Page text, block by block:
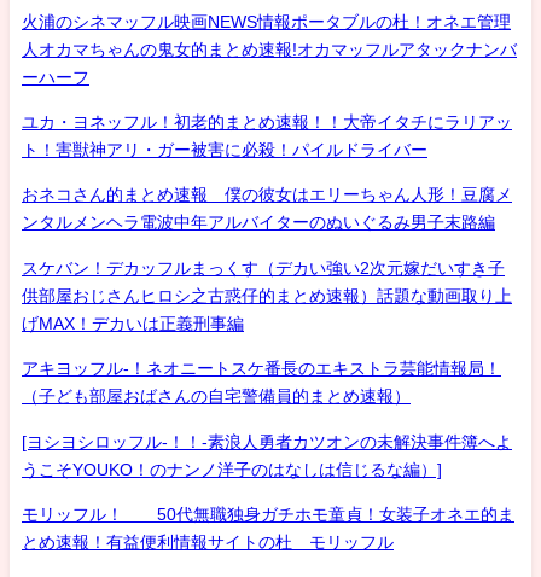
火浦のシネマッフル映画NEWS情報ポータブルの杜！オネエ管理
人オカマちゃんの鬼女的まとめ速報!オカマッフルアタックナンバ
ーハーフ
ユカ・ヨネッフル！初老的まとめ速報！！大帝イタチにラリアッ
ト！害獣神アリ・ガー被害に必殺！パイルドライバー
おネコさん的まとめ速報 僕の彼女はエリーちゃん人形！豆腐メ
ンタルメンヘラ電波中年アルバイターのぬいぐるみ男子末路編
スケバン！デカッフルまっくす（デカい強い2次元嫁だいすき子
供部屋おじさんヒロシ之古惑仔的まとめ速報）話題な動画取り上
げMAX！デカいは正義刑事編
アキヨッフル-！ネオニートスケ番長のエキストラ芸能情報局！
（子ども部屋おばさんの自宅警備員的まとめ速報）
[ヨシヨシロッフル-！！-素浪人勇者カツオンの未解決事件簿へよ
うこそYOUKO！のナンノ洋子のはなしは信じるな編）]
モリッフル！ 50代無職独身ガチホモ童貞！女装子オネエ的ま
とめ速報！有益便利情報サイトの杜 モリッフル